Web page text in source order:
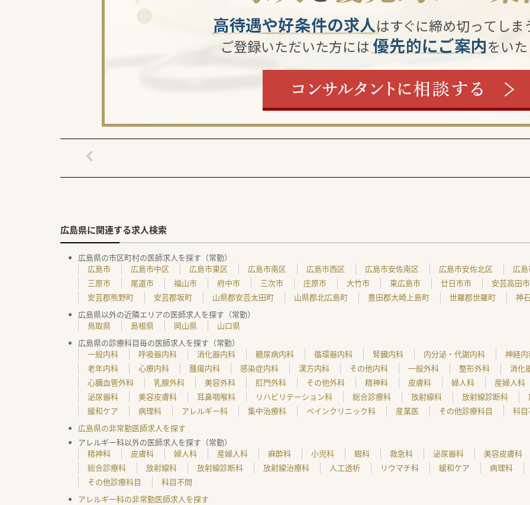
広島県に関連する求人検索
広島県の市区町村の医師求人を探す（常勤）
広島市
広島市中区 広島市東区 広島市南区 広島市西区 広島市安佐南区 広島市安佐北区 広
三原市
尾道市 福山市 府中市 三次市 庄原市 大竹市 東広島市 廿日市市 安芸高田市
安芸郡熊野町
安芸郡坂町 山県郡安芸太田町 山県郡北広島町 豊田郡大崎上島町 世羅郡世羅町
神
広島県以外の近隣エリアの医師求人を探す（常勤）
鳥取県
島根県 岡山県
山口県
広島県の診療科目毎の医師求人を探す（常勤）
一般内科
呼吸器内科 消化器内科 糖尿病内科 循環器内科 腎臓内科 内分泌・代謝内科 神経
老年内科
心療内科 腫瘍内科 感染症内科 漢方内科 その他内科 一般外科 整形外科 消化
心臓血管外科
乳腺外科 美容外科 肛門外科 その他外科 精神科 皮膚科 婦人科 産婦人科
泌尿器科
美容皮膚科 耳鼻咽喉科 リハビリテーション科 総合診療科 放射線科 放射線診断科
緩和ケア
病理科 アレルギー科 集中治療科 ペインクリニック科 産業医 その他診療科目
科目
広島県の非常勤医師求人を探す
アレルギー科以外の医師求人を探す（常勤）
精神科
皮膚科 婦人科 産婦人科 麻酔科 小児科 眼科 救急科 泌尿器科 美容皮膚科
総合診療科
放射線科 放射線診断科 放射線治療科 人工透析 リウマチ科 緩和ケア 病理科
その他診療科目
科目不問
アレルギー科の非常勤医師求人を探す